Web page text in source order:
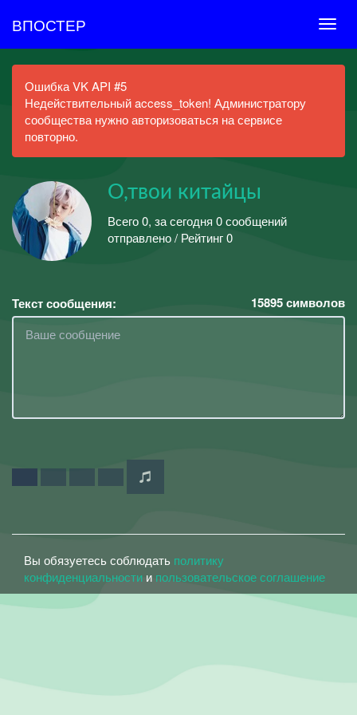
ВПОСТЕР
Ошибка VK API #5
Недействительный access_token! Администратору
сообщества нужно авторизоваться на сервисе
повторно.
О,твои китайцы
Всего 0, за сегодня 0 сообщений
отправлено / Рейтинг 0
Текст сообщения: 15895символов
Вы обязуетесь соблюдать политику
конфиденциальности и пользовательское соглашение